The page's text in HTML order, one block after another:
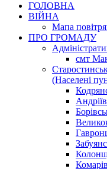
ГОЛОВНА
ВІЙНА
Мапа
ПРО ГРОМАДУ
смт
(Населені